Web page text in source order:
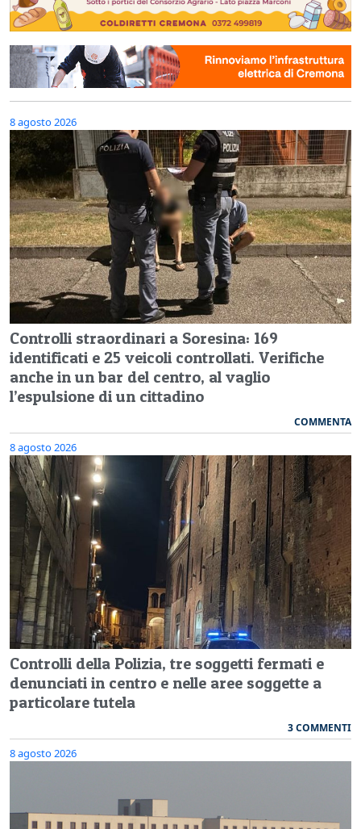
8 agosto 2026
Controlli straordinari a Soresina: 169
identificati e 25 veicoli controllati. Verifiche
anche in un bar del centro, al vaglio
l’espulsione di un cittadino
COMMENTA
8 agosto 2026
Controlli della Polizia, tre soggetti fermati e
denunciati in centro e nelle aree soggette a
particolare tutela
3 COMMENTI
8 agosto 2026